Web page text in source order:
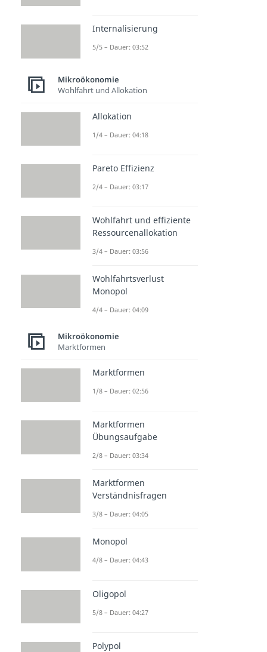
Internalisierung
5/5 – Dauer: 03:52
Mikroökonomie
Wohlfahrt und Allokation
Allokation
1/4 – Dauer: 04:18
Pareto Effizienz
2/4 – Dauer: 03:17
Wohlfahrt und effiziente
Ressourcenallokation
3/4 – Dauer: 03:56
Wohlfahrtsverlust
Monopol
4/4 – Dauer: 04:09
Mikroökonomie
Marktformen
Marktformen
1/8 – Dauer: 02:56
Marktformen
Übungsaufgabe
2/8 – Dauer: 03:34
Marktformen
Verständnisfragen
3/8 – Dauer: 04:05
Monopol
4/8 – Dauer: 04:43
Oligopol
5/8 – Dauer: 04:27
Polypol